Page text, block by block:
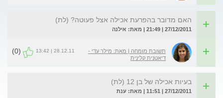
האם מדובר בהפרעת אכילה אצל פעוטה? (לת)
27/12/2011 | 21:49 | מאת: אילנה
תשובת מומחה | מאת: מילר עדי -
דיאטנית קלינית
28.12.11 | 13:42
(0)
בעיות אכילה של בן 12 (לת)
27/12/2011 | 11:51 | מאת: ענת